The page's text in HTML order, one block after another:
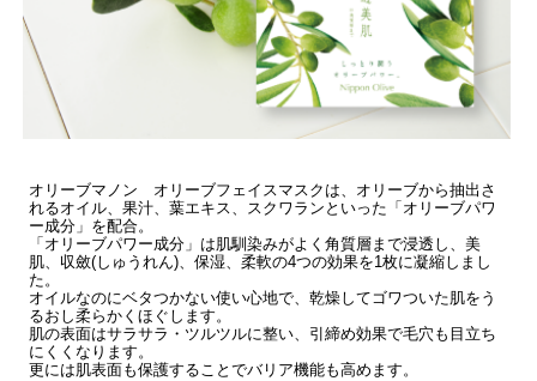
オリーブマノン オリーブフェイスマスクは、オリーブから抽出さ
れるオイル、果汁、葉エキス、スクワランといった「オリーブパワ
ー成分」を配合。
「オリーブパワー成分」は肌馴染みがよく角質層まで浸透し、美
肌、収斂(しゅうれん)、保湿、柔軟の4つの効果を1枚に凝縮しまし
た。
オイルなのにベタつかない使い心地で、乾燥してゴワついた肌をう
るおし柔らかくほぐします。
肌の表面はサラサラ・ツルツルに整い、引締め効果で毛穴も目立ち
にくくなります。
更には肌表面も保護することでバリア機能も高めます。